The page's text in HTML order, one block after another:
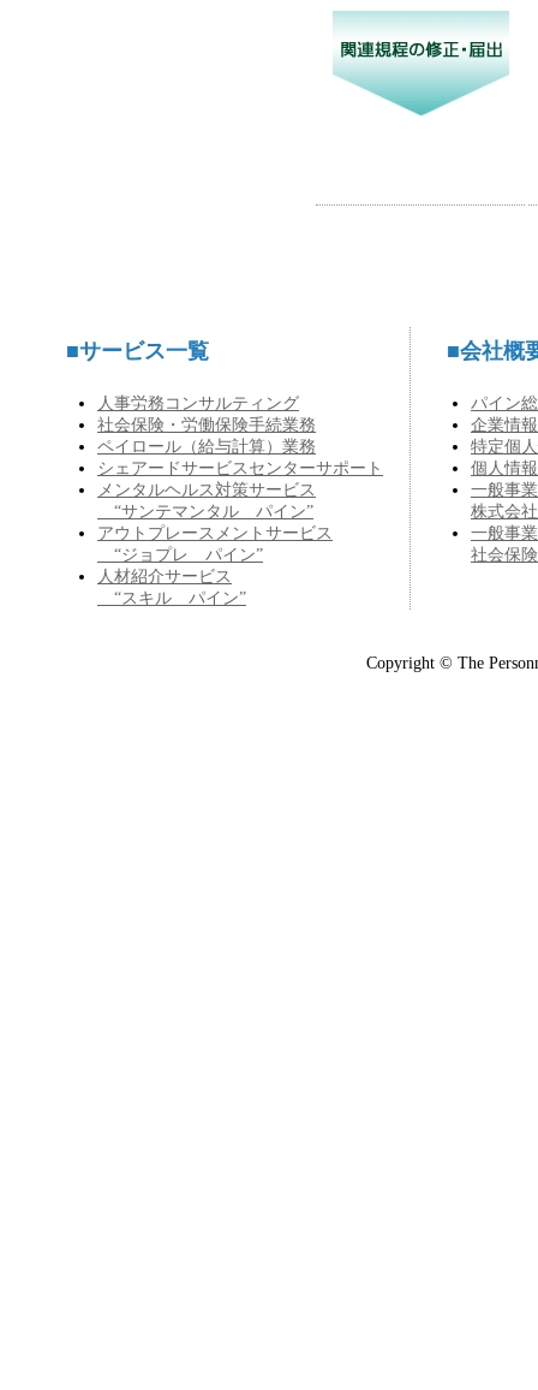
■サービス一覧
人事労務コンサルティング
社会保険・労働保険手続業務
ペイロール（給与計算）業務
シェアードサービスセンターサポート
メンタルヘルス対策サービス
“サンテマンタル パイン”
アウトプレースメントサービス
“ジョプレ パイン”
人材紹介サービス
“スキル パイン”
■会社概
パイン
企業情報
特定個
個人情
一般事
株式会
一般事
社会保
Copyright © The